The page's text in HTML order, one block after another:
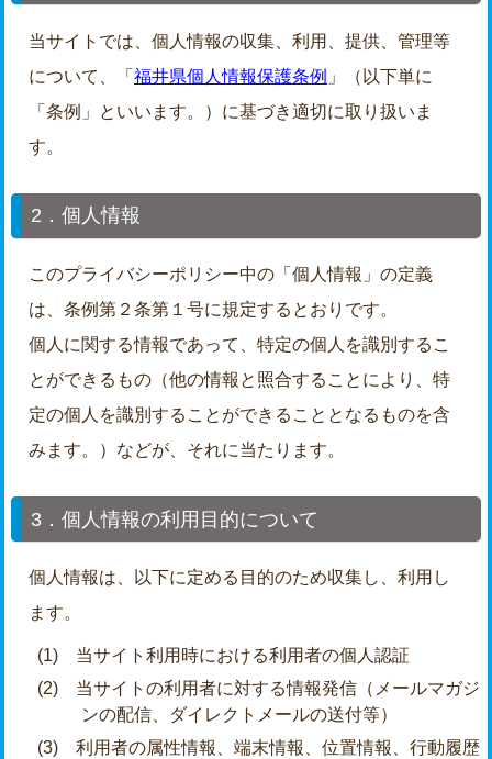
当サイトでは、個人情報の収集、利用、提供、管理等
について、「 福井県個人情報保護条例 」（以下単に
「条例」といいます。）に基づき適切に取り扱いま
す。
2．個人情報
このプライバシーポリシー中の「個人情報」の定義
は、条例第２条第１号に規定するとおりです。
個人に関する情報であって、特定の個人を識別するこ
とができるもの（他の情報と照合することにより、特
定の個人を識別することができることとなるものを含
みます。）などが、それに当たります。
3．個人情報の利用目的について
個人情報は、以下に定める目的のため収集し、利用し
ます。
(1) 当サイト利用時における利用者の個人認証
(2) 当サイトの利用者に対する情報発信（メールマガジ
ンの配信、ダイレクトメールの送付等）
(3) 利用者の属性情報、端末情報、位置情報、行動履歴